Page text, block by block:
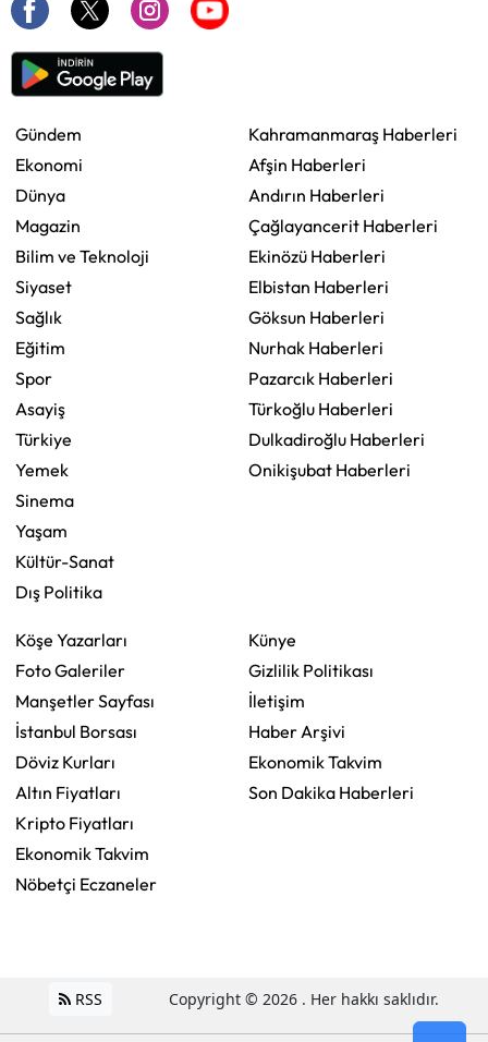
Gündem
Ekonomi
Dünya
Magazin
Bilim ve Teknoloji
Siyaset
Sağlık
Eğitim
Spor
Asayiş
Türkiye
Yemek
Sinema
Yaşam
Kültür-Sanat
Dış Politika
Kahramanmaraş Haberleri
Afşin Haberleri
Andırın Haberleri
Çağlayancerit Haberleri
Ekinözü Haberleri
Elbistan Haberleri
Göksun Haberleri
Nurhak Haberleri
Pazarcık Haberleri
Türkoğlu Haberleri
Dulkadiroğlu Haberleri
Onikişubat Haberleri
Köşe Yazarları
Foto Galeriler
Manşetler Sayfası
İstanbul Borsası
Döviz Kurları
Altın Fiyatları
Kripto Fiyatları
Ekonomik Takvim
Nöbetçi Eczaneler
Künye
Gizlilik Politikası
İletişim
Haber Arşivi
Ekonomik Takvim
Son Dakika Haberleri
RSS Copyright © 2026 . Her hakkı saklıdır.